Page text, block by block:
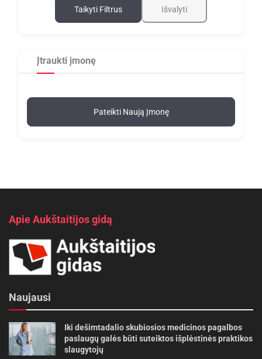
Taikyti Filtrus Išvalyti
Įtraukti įmonę
Pateikti Naują Įmonę
Apie Aukštaitijos gidą
Naujausi
Iki dešimtadalio skubiosios medicinos pagalbos
paslaugų galės būti suteiktos išplėstinės praktikos
slaugytojų